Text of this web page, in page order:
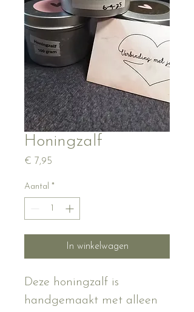
Honingzalf
€ 7,95
Aantal *
In winkelwagen
Deze honingzalf is
handgemaakt met alleen